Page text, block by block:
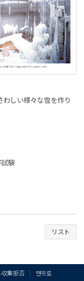
しい様々な雪を作り
試験
リスト
収集拒否 맨위로